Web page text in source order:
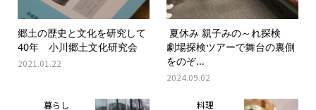
郷土の歴史と文化を研究して
40年 小川郷土文化研究会
2021.01.22
夏休み 親子みの～れ探検
劇場探検ツアーで舞台の裏側
をのぞ...
2024.09.02
暮らし 料理